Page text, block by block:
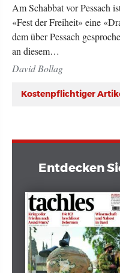
Am Schabbat vor Pessach
«Fest der Freiheit» eine
dem über Pessach
an diesem…
David Bollag
Kostenpflichtiger
Entdecken